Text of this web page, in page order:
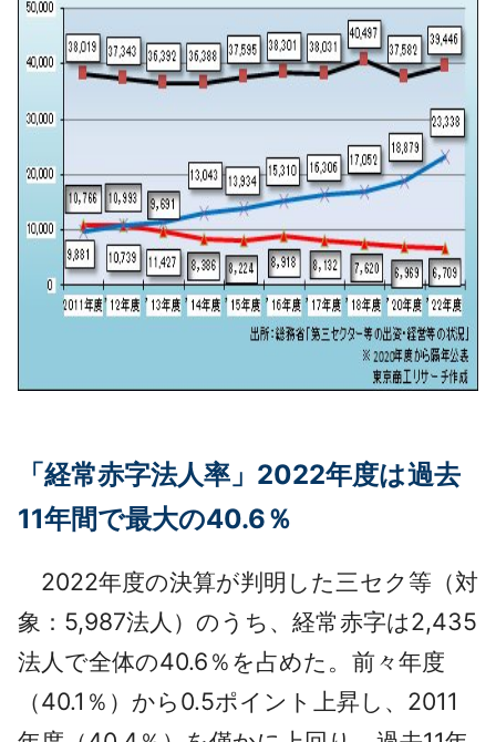
「経常赤字法人率」2022年度は過去
11年間で最大の40.6％
2022年度の決算が判明した三セク等（対
象：5,987法人）のうち、経常赤字は2,435
法人で全体の40.6％を占めた。前々年度
（40.1％）から0.5ポイント上昇し、2011